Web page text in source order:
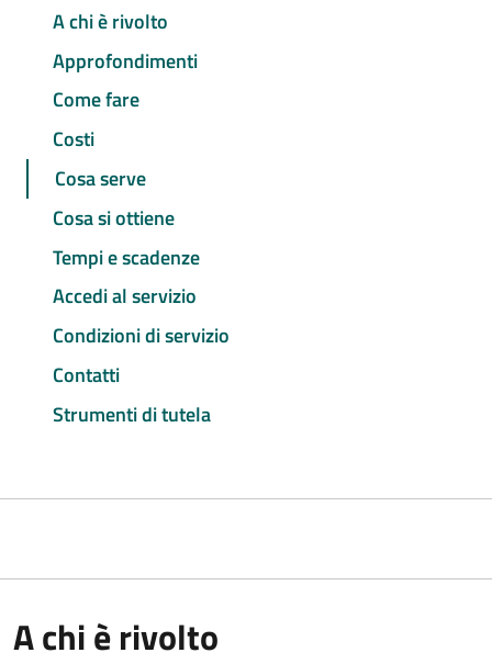
A chi è rivolto
Approfondimenti
Come fare
Costi
Cosa serve
Cosa si ottiene
Tempi e scadenze
Accedi al servizio
Condizioni di servizio
Contatti
Strumenti di tutela
A chi è rivolto